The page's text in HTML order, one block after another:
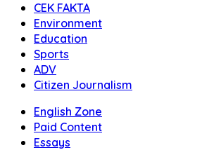
CEK FAKTA
Environment
Education
Sports
ADV
Citizen Journalism
English Zone
Paid Content
Essays